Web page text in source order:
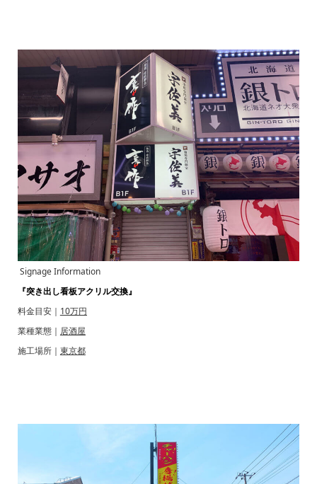
Signage Information
『突き出し看板アクリル交換』
料金目安｜ 10万円
業種業態｜ 居酒屋
施工場所｜ 東京都